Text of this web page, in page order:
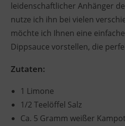
leidenschaftlicher Anhänger
nutze ich ihn bei vielen
möchte ich Ihnen eine
Dippsauce vorstellen, die
Zutaten:
1 Limone
1/2 Teelöffel Salz
Ca. 5 Gramm weißer